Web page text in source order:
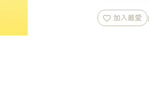
加入最愛